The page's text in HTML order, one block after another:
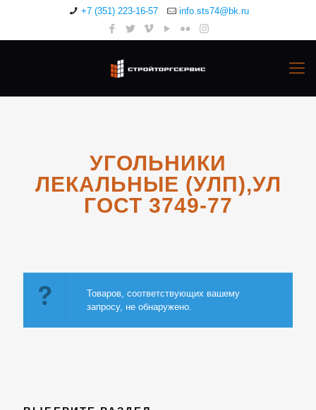
+7 (351) 223-16-57 info.sts74@bk.ru
УГОЛЬНИКИ
ЛЕКАЛЬНЫЕ (УЛП),УЛ
ГОСТ 3749-77
Товаров, соответствующих вашему
запросу, не обнаружено.